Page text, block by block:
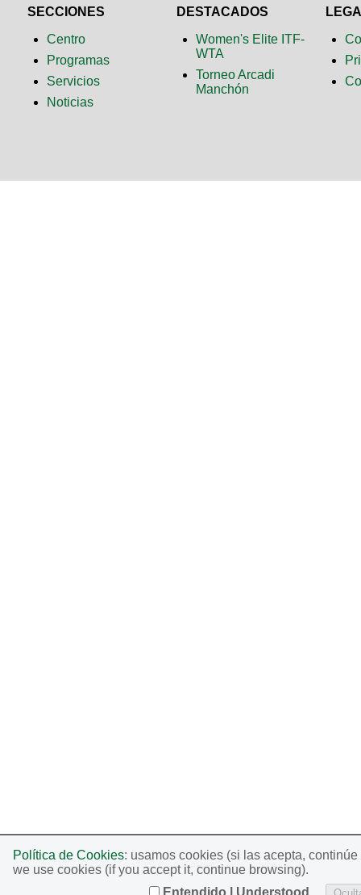
SECCIONES
Centro
Programas
Servicios
Noticias
DESTACADOS
Women's Elite ITF-
WTA
Torneo Arcadi
Manchón
Política de Cookies: usamos cookies (si las acepta,
we use cookies (if you accept it, continue browsing).
Entendido | Understood